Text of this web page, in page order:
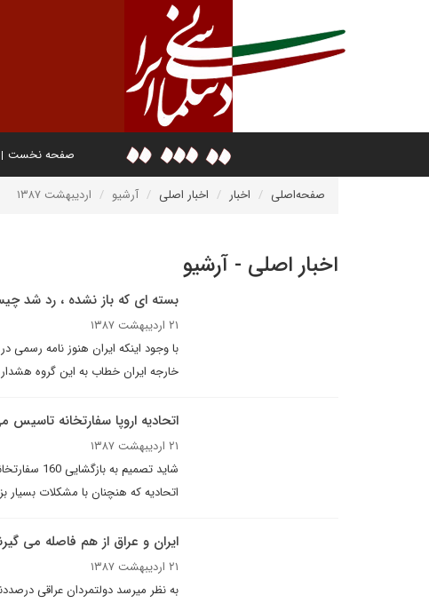
صفحه نخست
صفحه‌اصلی اخبار اخبار اصلی آرشیو اردیبهشت ۱۳۸۷
اخبار اصلی - آرشیو
بسته ای که باز نشده ، رد شد
۲۱ اردیبهشت ۱۳۸۷
خارجه ایران خطاب به اين گروه
اتحادیه اروپا سفارتخانه تاسیس
۲۱ اردیبهشت ۱۳۸۷
شاید
اتحادیه که هنچنان با مشکلات
ایران و عراق از هم فاصله می
۲۱ اردیبهشت ۱۳۸۷
به نظر می­رسد دولتمردان عراقی